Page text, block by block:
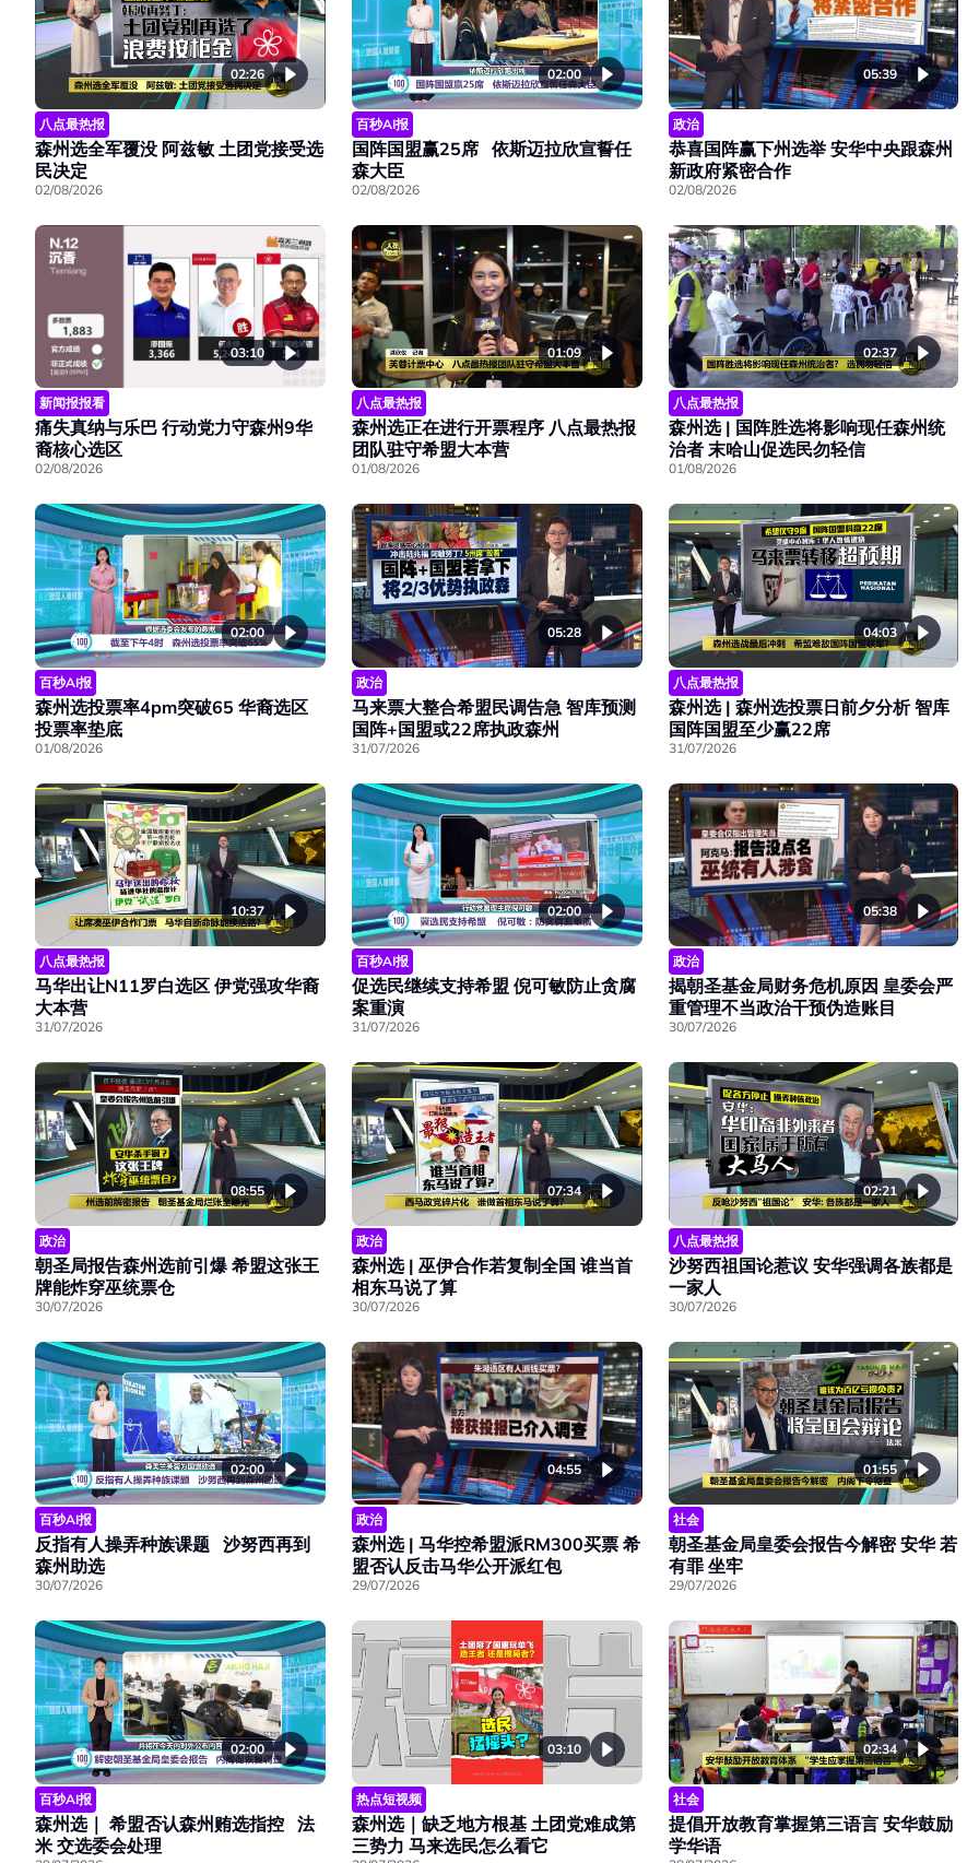
02:26
八点最热报
森州选全军覆没 阿兹敏 土团党接受选
民决定
02/08/2026
02:00
百秒AI报
国阵国盟赢25席 依斯迈拉欣宣誓任
森大臣
02/08/2026
05:39
政治
恭喜国阵赢下州选举 安华中央跟森州
新政府紧密合作
02/08/2026
03:10
新闻报报看
痛失真纳与乐巴 行动党力守森州9华
裔核心选区
02/08/2026
01:09
八点最热报
森州选正在进行开票程序 八点最热报
团队驻守希盟大本营
01/08/2026
02:37
八点最热报
森州选 | 国阵胜选将影响现任森州统
治者 末哈山促选民勿轻信
01/08/2026
02:00
百秒AI报
森州选投票率4pm突破65 华裔选区
投票率垫底
01/08/2026
05:28
政治
马来票大整合希盟民调告急 智库预测
国阵+国盟或22席执政森州
31/07/2026
04:03
八点最热报
森州选 | 森州选投票日前夕分析 智库
国阵国盟至少赢22席
31/07/2026
10:37
八点最热报
马华出让N11罗白选区 伊党强攻华裔
大本营
31/07/2026
02:00
百秒AI报
促选民继续支持希盟 倪可敏防止贪腐
案重演
31/07/2026
05:38
政治
揭朝圣基金局财务危机原因 皇委会严
重管理不当政治干预伪造账目
30/07/2026
08:55
政治
朝圣局报告森州选前引爆 希盟这张王
牌能炸穿巫统票仓
30/07/2026
07:34
政治
森州选 | 巫伊合作若复制全国 谁当首
相东马说了算
30/07/2026
02:21
八点最热报
沙努西祖国论惹议 安华强调各族都是
一家人
30/07/2026
02:00
百秒AI报
反指有人操弄种族课题 沙努西再到
森州助选
30/07/2026
04:55
政治
森州选 | 马华控希盟派RM300买票 希
盟否认反击马华公开派红包
29/07/2026
01:55
社会
朝圣基金局皇委会报告今解密 安华 若
有罪 坐牢
29/07/2026
02:00
百秒AI报
森州选｜ 希盟否认森州贿选指控 法
米 交选委会处理
03:10
热点短视频
森州选｜缺乏地方根基 土团党难成第
三势力 马来选民怎么看它
02:34
社会
提倡开放教育掌握第三语言 安华鼓励
学华语